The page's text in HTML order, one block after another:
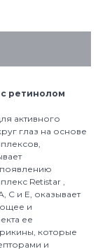
с ретинолом
активного
глаз на основе
появлению
Retistar ,
С и Е, оказывает
и
ее
которые
и